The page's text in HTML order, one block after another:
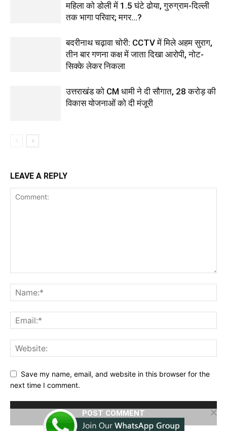
महिला को डोली में 1.5 घंटे ढोया, गुरुग्राम-दिल्ली
तक भागा परिवार; मगर…?
बदरीनाथ चढ़ावा चोरी: CCTV में मिले अहम सुराग,
तीन बार गणना कक्ष में जाता दिखा आरोपी, नोट-
सिक्के लेकर निकला
उत्तराखंड को CM धामी ने दी सौगात, 28 करोड़ की
विकास योजनाओं को दी मंजूरी
LEAVE A REPLY
Save my name, email, and website in this browser for the
next time I comment.